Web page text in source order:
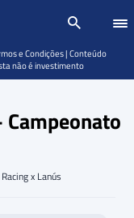
Racing x Lanús
e Condições | Conteúdo
não é investimento